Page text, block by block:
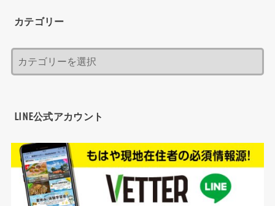
カテゴリー
LINE公式アカウント